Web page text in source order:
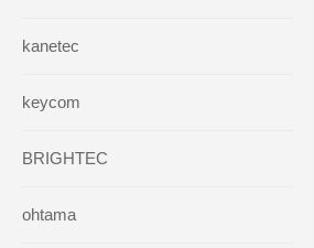
kanetec
keycom
BRIGHTEC
ohtama